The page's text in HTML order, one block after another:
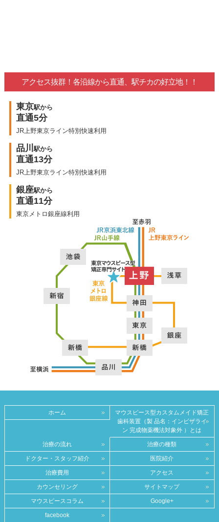
アクセス抜群！各沿線から直通、駅チカの好立地！！
東京駅から
直通5分
JR上野東京ライン特別快速利用
品川駅から
直通13分
JR上野東京ライン特別快速利用
銀座駅から
直通11分
東京メトロ銀座線利用
ホーム
マウスピース型カスタムメイド矯正
歯科装置（製 品名：インビザライ
ン 完成物薬機法対象外 ）とは
治療の流れ 治療の種類
ドクター・スタッフ紹介 医院紹介
治療費用 アクセス
カウンセリング サイトマップ
マウスピースコラム Google+
facebook